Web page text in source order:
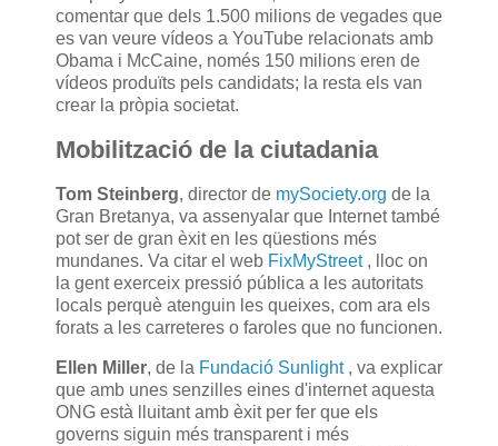
comentar que dels 1.500 milions de vegades que
es van veure vídeos a YouTube relacionats amb
Obama i McCaine, només 150 milions eren de
vídeos produïts pels candidats; la resta els van
crear la pròpia societat.
Mobilització de la ciutadania
Tom Steinberg, director de mySociety.org de la
Gran Bretanya, va assenyalar que Internet també
pot ser de gran èxit en les qüestions més
mundanes. Va citar el web FixMyStreet , lloc on
la gent exerceix pressió pública a les autoritats
locals perquè atenguin les queixes, com ara els
forats a les carreteres o faroles que no funcionen.
Ellen Miller, de la Fundació Sunlight , va explicar
que amb unes senzilles eines d'internet aquesta
ONG està lluitant amb èxit per fer que els
governs siguin més transparent i més